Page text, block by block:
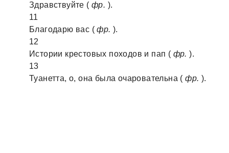
Здравствуйте ( фр. ).
11
Благодарю вас (фр.).
12
Истории крестовых походов и пап ( фр.).
13
Туанетта, о, она была очаровательна (фр. ).